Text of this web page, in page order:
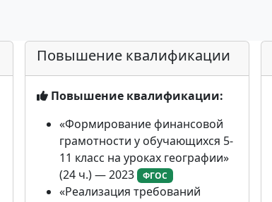
Повышение квалификации
Повышение квалификации:
«Формирование финансовой
грамотности у обучающихся 5-
11 класс на уроках географии»
(24 ч.) — 2023
ФГОС
«Реализация требований